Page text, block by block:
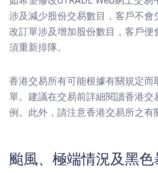
涉及減少股份交易數目，客戶不會
改訂單涉及增加股份數目，客戶便
須重新排隊。
香港交易所有可能根據有關規定而
單。建議在交易前詳細閱讀香港交
例。此外，請注意香港交易所之有
颱風、極端情況及黑